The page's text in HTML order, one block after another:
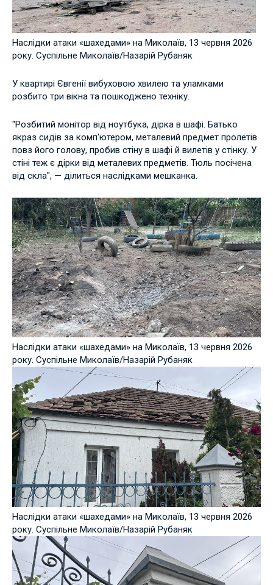
Наслідки атаки «шахедами» на Миколаїв, 13 червня 2026
року. Суспільне Миколаїв/Назарій Рубаняк
У квартирі Євгенії вибуховою хвилею та уламками
розбито три вікна та пошкоджено техніку.
"Розбитий монітор від ноутбука, дірка в шафі. Батько
якраз сидів за комп'ютером, металевий предмет пролетів
повз його голову, пробив стіну в шафі й вилетів у стінку. У
стіні теж є дірки від металевих предметів. Тюль посічена
від скла", — ділиться наслідками мешканка.
Наслідки атаки «шахедами» на Миколаїв, 13 червня 2026
року. Суспільне Миколаїв/Назарій Рубаняк
Наслідки атаки «шахедами» на Миколаїв, 13 червня 2026
року. Суспільне Миколаїв/Назарій Рубаняк